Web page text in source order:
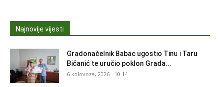
Najnovije vijesti
Gradonačelnik Babac ugostio Tinu i Taru
Bičanić te uručio poklon Grada...
6 kolovoza, 2026 - 10:14